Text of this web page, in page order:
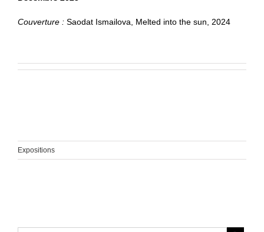
Couverture : Saodat Ismailova, Melted into the sun, 2024
Expositions